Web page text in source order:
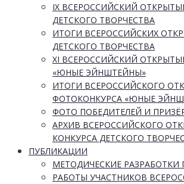
IX ВСЕРОССИЙСКИЙ
ДЕТСКОГО ТВОРЧЕСТВА
ИТОГИ ВСЕРОССИЙСКИХ
ДЕТСКОГО ТВОРЧЕСТВА
XI ВСЕРОССИЙСКИЙ
«ЮНЫЕ ЭЙНШТЕЙНЫ»
ИТОГИ ВСЕРОССИЙСКОГО
ФОТОКОНКУРСА «ЮНЫЕ
ФОТО ПОБЕДИТЕЛЕЙ И
АРХИВ ВСЕРОССИЙСКОГО
КОНКУРСА ДЕТСКОГО
ПУБЛИКАЦИИ
МЕТОДИЧЕСКИЕ РАЗРАБОТКИ
РАБОТЫ УЧАСТНИКОВ